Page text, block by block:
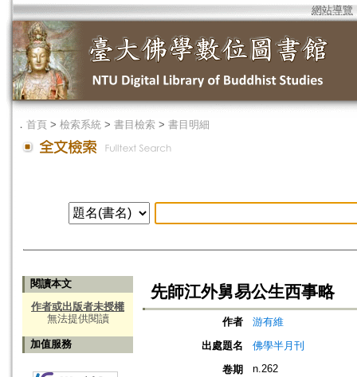
網站導覽
． 首頁 > 檢索系統 > 書目檢索 > 書目明細
閱讀本文
作者或出版者未授權
無法提供閱讀
加值服務
先師江外舅易公生西事略
作者
游有維
出處題名
佛學半月刊
卷期
n.262